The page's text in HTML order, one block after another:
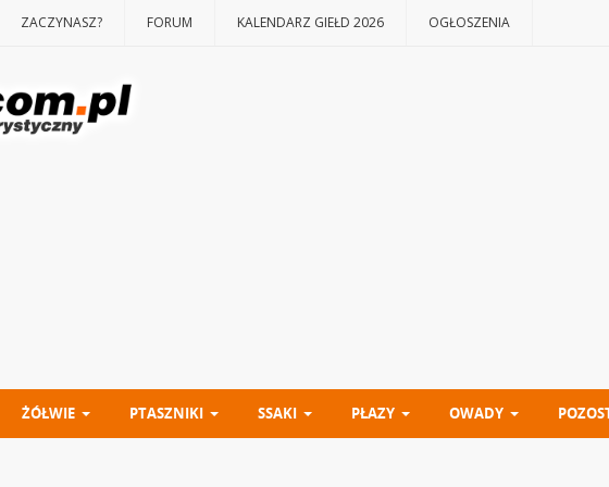
ZACZYNASZ? FORUM KALENDARZ GIEŁD 2026 OGŁOSZENIA
ŻÓŁWIE PTASZNIKI SSAKI PŁAZY OWADY